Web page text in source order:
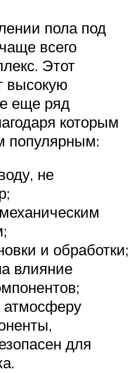
пола под
всего
Этот
высокую
еще ряд
которым
популярным:
не
и обработки;
влияние
атмосферу
для